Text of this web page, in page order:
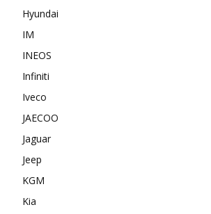
Hyundai
IM
INEOS
Infiniti
Iveco
JAECOO
Jaguar
Jeep
KGM
Kia